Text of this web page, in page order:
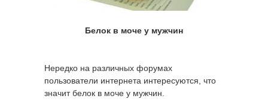
Белок в моче у мужчин
Нередко на различных форумах
пользователи интернета интересуются, что
значит белок в моче у мужчин.